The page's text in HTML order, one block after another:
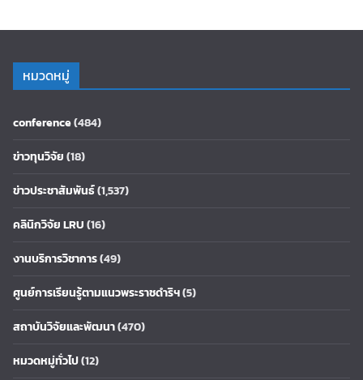
หมวดหมู่
conference(484)
ข่าวทุนวิจัย(18)
ข่าวประชาสัมพันธ์(1,537)
คลินิกวิจัย LRU(16)
งานบริการวิชาการ(49)
ศูนย์การเรียนรู้ตามแนวพระราชดำริฯ(5)
สถาบันวิจัยและพัฒนา(470)
หมวดหมู่ทั่วไป(12)